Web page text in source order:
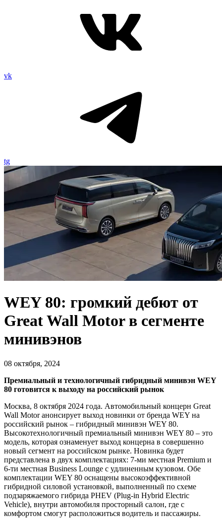
vk
tg
WEY 80: громкий дебют от
Great Wall Motor в сегменте
минивэнов
08 октября, 2024
Премиальный и технологичный гибридный минивэн WEY
80 готовится к выходу на российский рынок
Москва, 8 октября 2024 года. Автомобильный концерн Great
Wall Motor анонсирует выход новинки от бренда WEY на
российский рынок – гибридный минивэн WEY 80.
Высокотехнологичный премиальный минивэн WEY 80 – это
модель, которая ознаменует выход концерна в совершенно
новый сегмент на российском рынке. Новинка будет
представлена в двух комплектациях: 7-ми местная Premium и
6-ти местная Business Lounge с удлиненным кузовом. Обе
комплектации WEY 80 оснащены высокоэффективной
гибридной силовой установкой, выполненный по схеме
подзаряжаемого гибрида PHEV (Plug-in Hybrid Electric
Vehicle), внутри автомобиля просторный салон, где с
комфортом смогут расположиться водитель и пассажиры.